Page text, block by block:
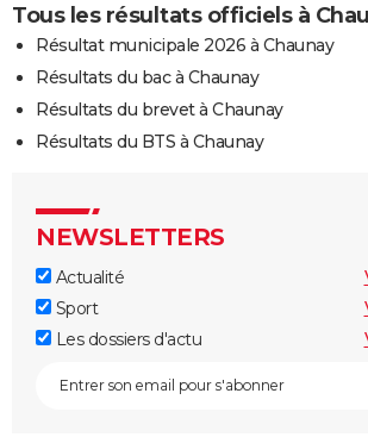
Tous les résultats officiels à
Résultat municipale 2026 à Chaunay
Résultats du bac à Chaunay
Résultats du brevet à Chaunay
Résultats du BTS à Chaunay
NEWSLETTERS
Actualité
Sport
Les dossiers d'actu